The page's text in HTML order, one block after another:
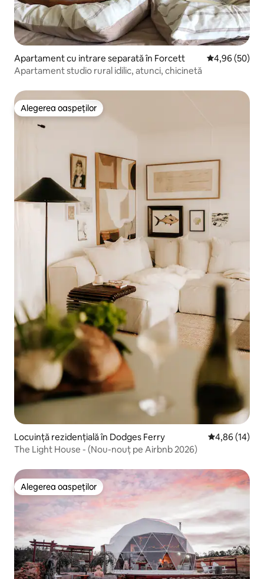
Apartament cu intrare separată în Forcett Scor mediu
4,96 (50)
Apartament studio rural idilic, atunci, chicinetă
Alegerea oaspeților
Alegerea oaspeților
Locuință rezidențială în Dodges Ferry Scor mediu
4,86 (14)
The Light House - (Nou-nouț pe Airbnb 2026)
Alegerea oaspeților
Alegerea oaspeților